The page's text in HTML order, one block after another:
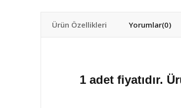
Ürün Özellikleri Yorumlar(0)
1 adet fiyatıdır.